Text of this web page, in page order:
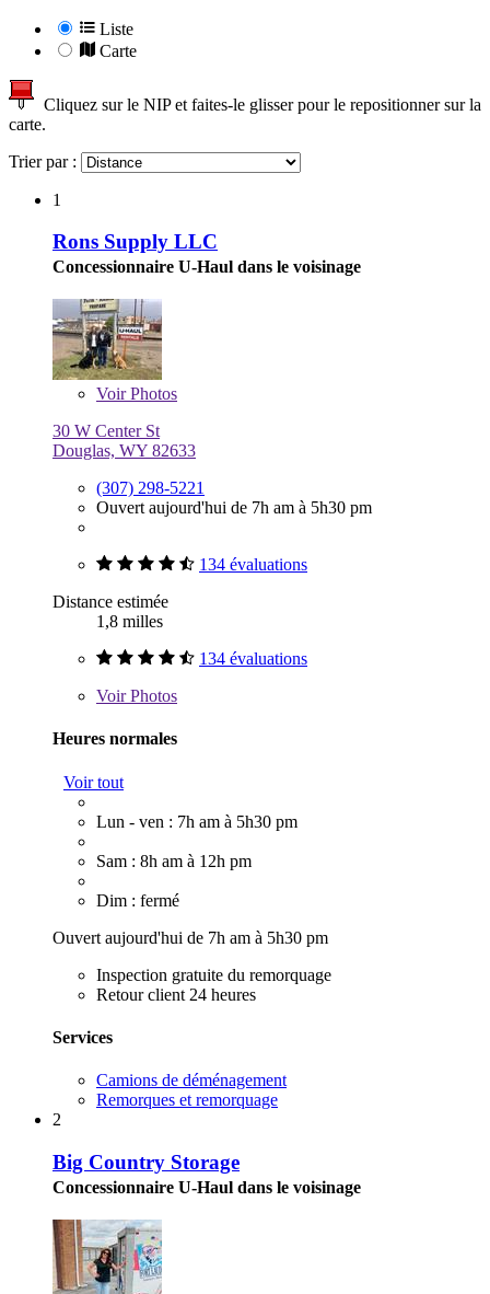
Liste
Carte
Cliquez sur le NIP et faites-le glisser pour le repositionner sur la
carte.
Trier par :
1
Rons Supply LLC
Concessionnaire U-Haul dans le voisinage
VoirPhotos
30 W Center St
Douglas, WY 82633
(307) 298-5221
Ouvert aujourd'hui de 7h am à 5h30 pm
134 évaluations
Distance estimée
1,8 milles
134 évaluations
VoirPhotos
Heures normales
Voir tout
Lun - ven : 7h am à 5h30 pm
Sam : 8h am à 12h pm
Dim : fermé
Ouvert aujourd'hui de 7h am à 5h30 pm
Inspection gratuite du remorquage
Retour client 24 heures
Services
Camions de déménagement
Remorques et remorquage
2
Big Country Storage
Concessionnaire U-Haul dans le voisinage